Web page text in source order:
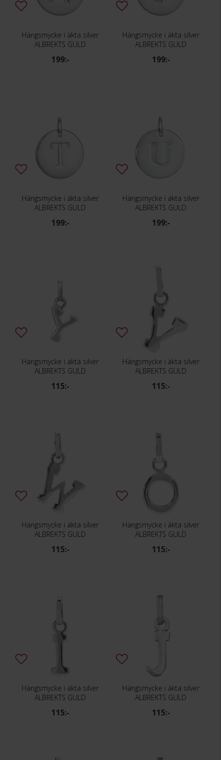
Hängsmycke i äkta silver
ALBREKTS GULD
199:-
Hängsmycke i äkta silver
ALBREKTS GULD
199:-
Hängsmycke i äkta silver
ALBREKTS GULD
199:-
Hängsmycke i äkta silver
ALBREKTS GULD
199:-
Hängsmycke i äkta silver
ALBREKTS GULD
115:-
Hängsmycke i äkta silver
ALBREKTS GULD
115:-
Hängsmycke i äkta silver
ALBREKTS GULD
115:-
Hängsmycke i äkta silver
ALBREKTS GULD
115:-
Hängsmycke i äkta silver
ALBREKTS GULD
115:-
Hängsmycke i äkta silver
ALBREKTS GULD
115:-